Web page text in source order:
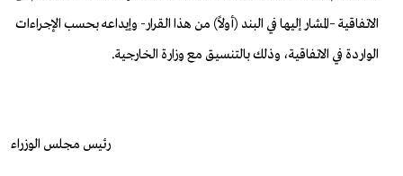
الاتفاقية –المشار إليها في البند (أولاً) من هذا القرار- وإيداعه بحسب الإجراءات
الواردة في الاتفاقية، وذلك بالتنسيق مع وزارة الخارجية.
رئيس مجلس الوزراء